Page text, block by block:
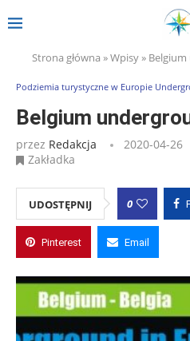
Strona główna »Wpisy»
Podziemia turystyczne w Europie
Belgium
przez Redakcja 2020-04-26
Zakładka
UDOSTĘPNIJ 0
Pinterest Email